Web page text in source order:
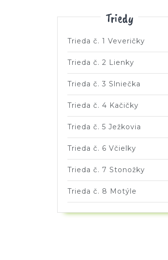
Triedy
Trieda č. 1 Veveričky
Trieda č. 2 Lienky
Trieda č. 3 Slniečka
Trieda č. 4 Kačičky
Trieda č. 5 Ježkovia
Trieda č. 6 Včielky
Trieda č. 7 Stonožky
Trieda č. 8 Motýle